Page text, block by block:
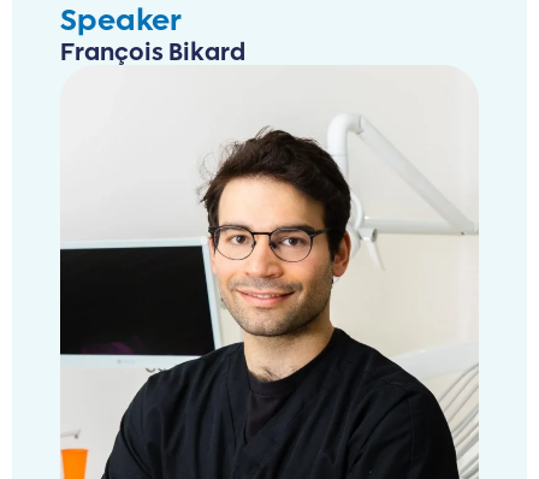
Speaker
François Bikard